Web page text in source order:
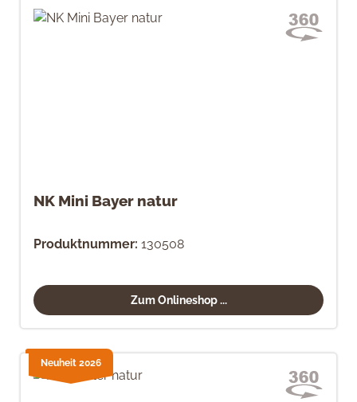
NK Mini Bayer natur
Produktnummer: 130508
Zum Onlineshop ...
Neuheit 2026